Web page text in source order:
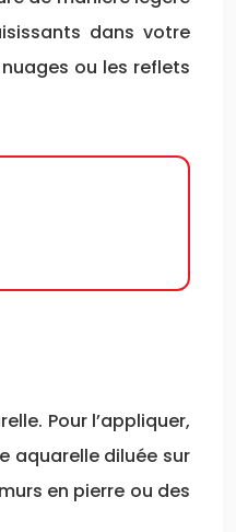
dans votre
ou les reflets
Pour l’appliquer,
aquarelle diluée sur
en pierre ou des